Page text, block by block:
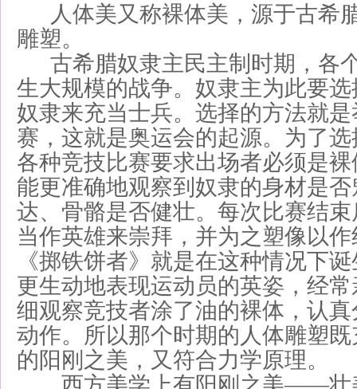
人体美又称裸体美，源于古希
雕塑。
古希腊奴隶主民主制时期，各
生大规模的战争。奴隶主为此要
奴隶来充当士兵。选择的方法就
赛，这就是奥运会的起源。为了
各种竞技比赛要求出场者必须是
能更准确地观察到奴隶的身材是
达、骨骼是否健壮。每次比赛结
当作英雄来崇拜，并为之塑像以
《掷铁饼者》就是在这种情况下
更生动地表现运动员的英姿，经
细观察竞技者涂了油的裸体，认
动作。所以那个时期的人体雕塑
的阳刚之美，又符合力学原理。